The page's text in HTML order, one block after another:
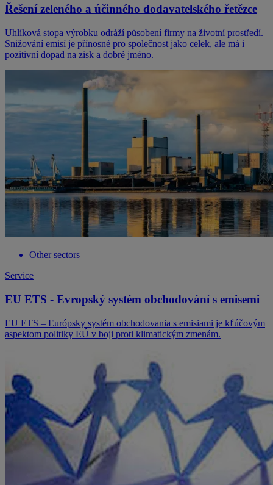
Řešení zeleného a účinného dodavatelského řetězce
Uhlíková stopa výrobku odráží působení firmy na životní prostředí.
Snižování emisí je přínosné pro společnost jako celek, ale má i
pozitivní dopad na zisk a dobré jméno.
Other sectors
Service
EU ETS - Evropský systém obchodování s emisemi
EU ETS – Európsky systém obchodovania s emisiami je kľúčovým
aspektom politiky EÚ v boji proti klimatickým zmenám.